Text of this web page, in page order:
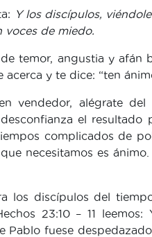
Y los discípulos,
voces de miedo.
temor, angustia y afán
acerca y te dice: “ten
vendedor, alégrate
el resultado
complicados de
necesitamos es
los discípulos del
23:10 – 11
Pablo fuese